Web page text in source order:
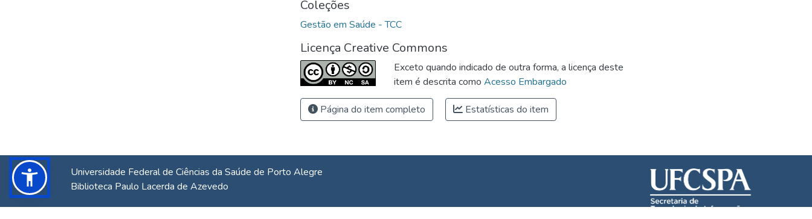
Coleções
Gestão em Saúde - TCC
Licença Creative Commons
Exceto quando indicado de outra forma, a licença deste
item é descrita como Acesso Embargado
Página do item completo Estatísticas do item
Universidade Federal de Ciências da Saúde de Porto Alegre
Biblioteca Paulo Lacerda de Azevedo